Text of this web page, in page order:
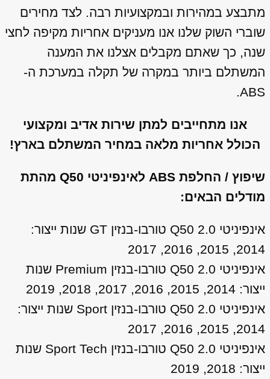
מתבצע במהירות ובמקצועיות רבה. לצד מחירים
שוברי השוק שלנו אנו מעניקים אחריות מקיפה לחצי
שנה, כך שאתם מקבלים אצלנו את המענה
המשתלם ביותר במקרה של תקלה במערכת ה-
ABS.
אנו מתחייבים למתן שירות אדיב ומקצועי
הכולל אחריות מלאה במחיר המשתלם בארץ!
שיפוץ / החלפת ABS לאינפיניטי Q50 מהתת
מודלים הבאים:
אינפיניטי Q50 2.0 טורבו-בנזין GT שנות ייצור:
2014, 2015, 2016, 2017
אינפיניטי Q50 2.0 טורבו-בנזין Premium שנות
ייצור: 2014, 2015, 2016, 2017, 2018, 2019
אינפיניטי Q50 2.0 טורבו-בנזין Sport שנות ייצור:
2014, 2015, 2016, 2017
אינפיניטי Q50 2.0 טורבו-בנזין Sport Tech שנות
ייצור: 2018, 2019